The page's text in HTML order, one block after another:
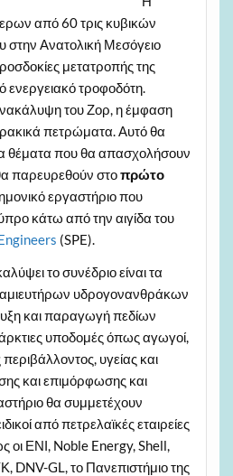
από 60 τρις κυβικών
στην Ανατολική Μεσόγειο
μετατροπής της
ενεργειακό τροφοδότη.
του Ζορ, η έμφαση
πετρώματα. Αυτό θα
θέματα που θα απασχολήσουν
παρευρεθούν στοπρώτο
εργαστήριο που
κάτω από την αιγίδα του
(SPE).
το συνέδριο είναι τα
υδρογονανθράκων
και παραγωγή πεδίων
υποδομές όπως αγωγοί,
υγείας και
και επιμόρφωσης και
θα συμμετέχουν
από πετρελαϊκές εταιρείες
οι ΕΝΙ, Noble Energy, Shell,
DNV-GL, το Πανεπιστήμιο της